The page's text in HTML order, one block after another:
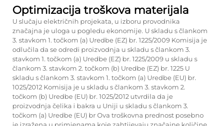
Optimizacija troškova materijala
U slučaju električnih projekata, u izboru provodnika
značajna je uloga u pogledu ekonomije. U skladu s člankom
3. stavkom 1. točkom (a) Uredbe (EZ) br. 1225/2009 Komisija je
odlučila da se odredi proizvodnja u skladu s člankom 3.
stavkom 1. točkom (a) Uredbe (EZ) br. 1225/2009 u skladu s
člankom 3. stavkom 2. točkom (b) Uredbe (EZ) br. 1225 U
skladu s člankom 3. stavkom 1. točkom (a) Uredbe (EU) br.
1025/2012 Komisija je u skladu s člankom 3. stavkom 2.
točkom (b) Uredbe (EU) br. 1025/2012 utvrdila da je
proizvodnja čelika i bakra u Uniji u skladu s člankom 3.
točkom (a) Uredbe (EU) br Ova troškovna prednost posebno